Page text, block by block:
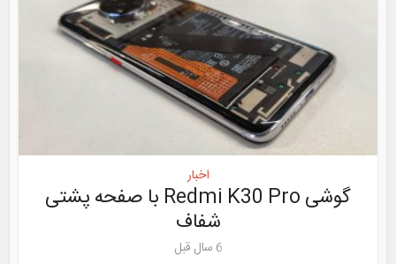
اخبار
گوشی Redmi K30 Pro با صفحه پشتی
شفاف
6 سال قبل